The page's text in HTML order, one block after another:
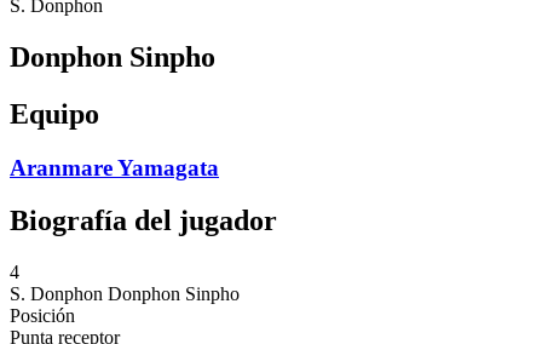
S. Donphon
Donphon Sinpho
Equipo
Aranmare Yamagata
Biografía del jugador
4
S. Donphon Donphon Sinpho
Posición
Punta receptor